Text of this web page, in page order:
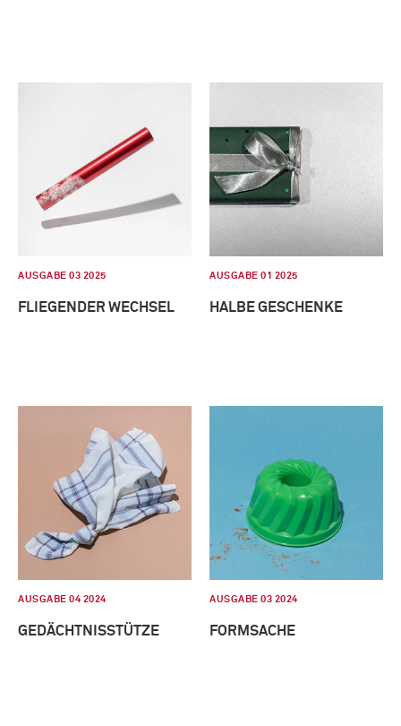
AUSGABE 03 2025
FLIEGENDER WECHSEL
AUSGABE 01 2025
HALBE GESCHENKE
AUSGABE 04 2024
GEDÄCHTNISSTÜTZE
AUSGABE 03 2024
FORMSACHE